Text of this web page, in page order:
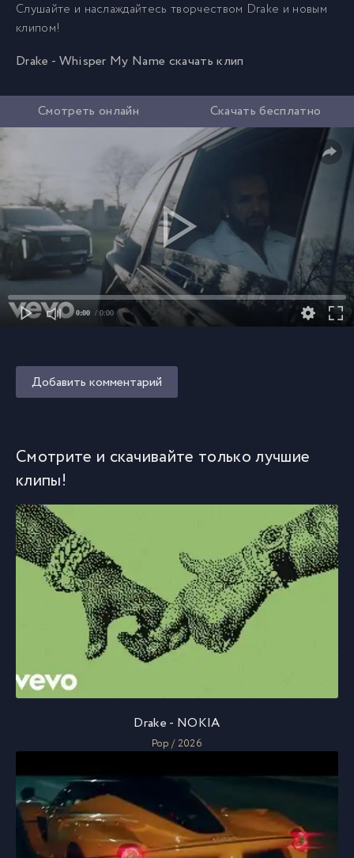
Слушайте и наслаждайтесь творчеством Drake и новым
клипом!
Drake - Whisper My Name скачать клип
Смотреть онлайн Скачать бесплатно
0:00 / 0:00
Добавить комментарий
Смотрите и скачивайте только лучшие
клипы!
Drake - NOKIA
Pop / 2026